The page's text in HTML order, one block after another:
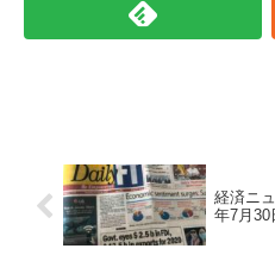
経済ニ
年7月30